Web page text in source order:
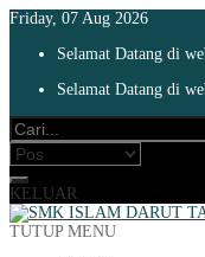
Friday, 07 Aug 2026
Selamat Datang di
Selamat Datang di
KELUAR
TUTUP MENU